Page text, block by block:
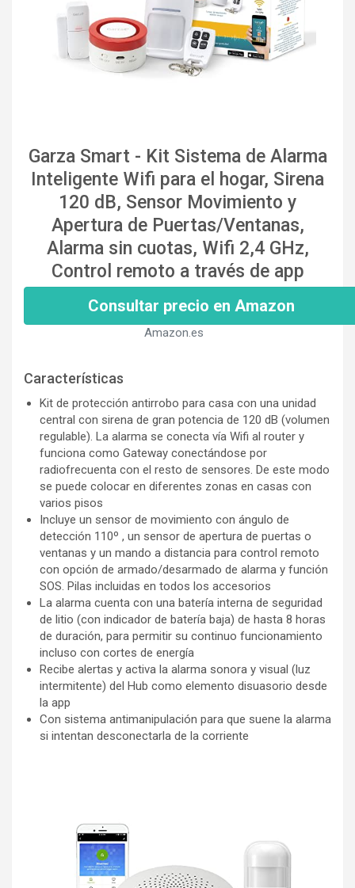
Garza Smart - Kit Sistema de Alarma
Inteligente Wifi para el hogar, Sirena
120 dB, Sensor Movimiento y
Apertura de Puertas/Ventanas,
Alarma sin cuotas, Wifi 2,4 GHz,
Control remoto a través de app
Consultar precio en Amazon
Amazon.es
Características
Kit de protección antirrobo para casa con una unidad
central con sirena de gran potencia de 120 dB (volumen
regulable). La alarma se conecta vía Wifi al router y
funciona como Gateway conectándose por
radiofrecuenta con el resto de sensores. De este modo
se puede colocar en diferentes zonas en casas con
varios pisos
Incluye un sensor de movimiento con ángulo de
detección 110º , un sensor de apertura de puertas o
ventanas y un mando a distancia para control remoto
con opción de armado/desarmado de alarma y función
SOS. Pilas incluidas en todos los accesorios
La alarma cuenta con una batería interna de seguridad
de litio (con indicador de batería baja) de hasta 8 horas
de duración, para permitir su continuo funcionamiento
incluso con cortes de energía
Recibe alertas y activa la alarma sonora y visual (luz
intermitente) del Hub como elemento disuasorio desde
la app
Con sistema antimanipulación para que suene la alarma
si intentan desconectarla de la corriente